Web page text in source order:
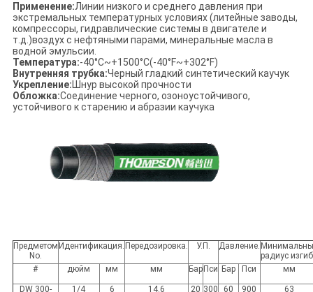
Применение:Линии низкого и среднего давления при
экстремальных температурных условиях (литейные заводы,
компрессоры, гидравлические системы в двигателе и
т.д.)воздух с нефтяными парами, минеральные масла в
водной эмульсии.
Температура:-40°C~+1500°C(-40°F~+302°F)
Внутренняя трубка:Черный гладкий синтетический каучук
Укрепление:Шнур высокой прочности
Обложка:Соединение черного, озоноустойчивого,
устойчивого к старению и абразии каучука
Предметом
No.
Идентификация. Передозировка. У.П. Давление.
радиус
#
дюйм мм мм БарПси Бар Пси мм
DW 300-
1/4 6 14.6 20 300 60 900 63